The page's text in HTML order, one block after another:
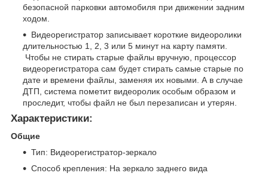
безопасной парковки автомобиля при движении задним
ходом.
Видеорегистратор записывает короткие видеоролики
длительностью 1, 2, 3 или 5 минут на карту памяти.
Чтобы не стирать старые файлы вручную, процессор
видеорегистратора сам будет стирать самые старые по
дате и времени файлы, заменяя их новыми. А в случае
ДТП, система пометит видеоролик особым образом и
проследит, чтобы файл не был перезаписан и утерян.
Характеристики:
Общие
Тип: Видеорегистратор-зеркало
Способ крепления: На зеркало заднего вида